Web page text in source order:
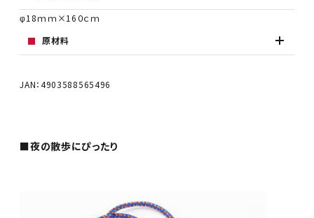
φ18ｍｍ×16０ｃｍ
原材料
JAN：4903588565496
■夜の散歩にぴったり